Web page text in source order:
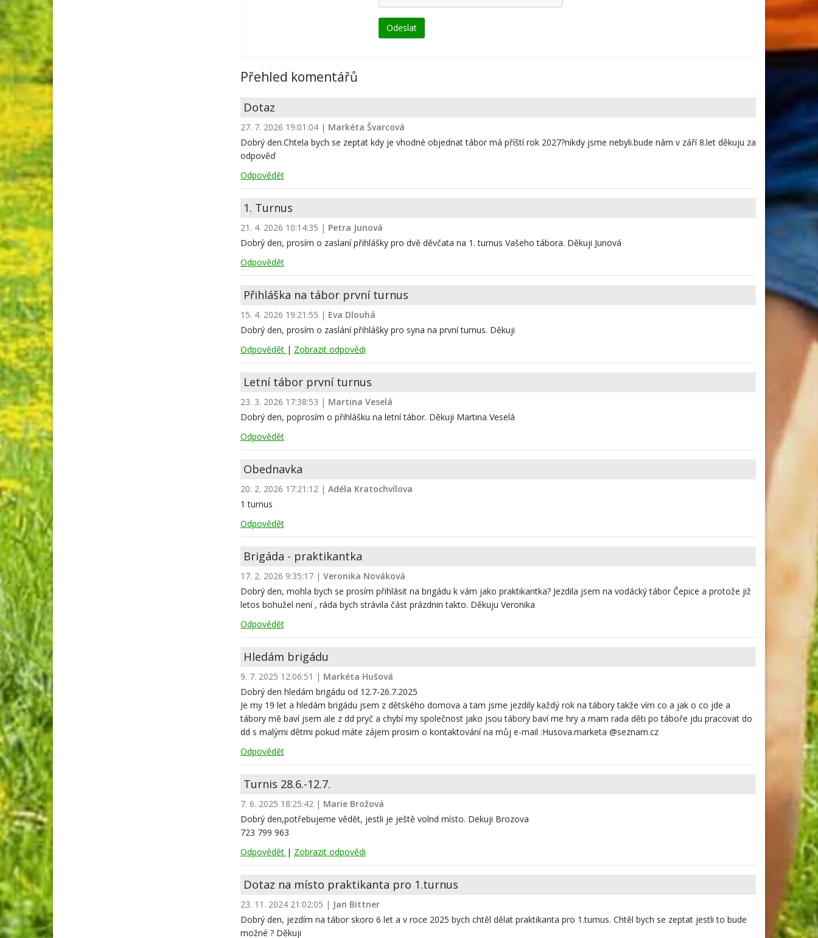
Přehled komentářů
Dotaz
27. 7. 2026 19:01:04 | Markéta Švarcová
Dobrý den.Chtela bych se zeptat kdy je vhodné objednat tábor má příští rok 2027?nikdy jsme nebyli.bude nám v září 8.let děkuju za
odpověď
Odpovědět
1. Turnus
21. 4. 2026 10:14:35 | Petra Junová
Dobrý den, prosím o zaslaní přihlášky pro dvě děvčata na 1. turnus Vašeho tábora. Děkuji Junová
Odpovědět
Přihláška na tábor první turnus
15. 4. 2026 19:21:55 | Eva Dlouhá
Dobrý den, prosím o zaslání přihlášky pro syna na první turnus. Děkuji
Odpovědět | Zobrazit odpovědi
Letní tábor první turnus
23. 3. 2026 17:38:53 | Martina Veselá
Dobrý den, poprosím o přihlášku na letní tábor. Děkuji Martina Veselá
Odpovědět
Obednavka
20. 2. 2026 17:21:12 | Adéla Kratochvílova
1 turnus
Odpovědět
Brigáda - praktikantka
17. 2. 2026 9:35:17 | Veronika Nováková
Dobrý den, mohla bych se prosím přihlásit na brigádu k vám jako praktikantka? Jezdila jsem na vodácký tábor Čepice a protože již
letos bohužel není , ráda bych strávila část prázdnin takto. Děkuju Veronika
Odpovědět
Hledám brigádu
9. 7. 2025 12:06:51 | Markéta Hušová
Dobrý den hledám brigádu od 12.7-26.7.2025
Je my 19 let a hledám brigádu jsem z dětského domova a tam jsme jezdily každý rok na tábory takže vím co a jak o co jde a
tábory mě baví jsem ale z dd pryč a chybí my společnost jako jsou tábory baví me hry a mam rada děti po táboře jdu pracovat do
dd s malými dětmi pokud máte zájem prosim o kontaktování na můj e-mail :Husova.marketa @seznam.cz
Odpovědět
Turnis 28.6.-12.7.
7. 6. 2025 18:25:42 | Marie Brožová
Dobrý den,potřebujeme vědět, jestli je ještě volnd místo. Dekuji Brozova
723 799 963
Odpovědět | Zobrazit odpovědi
Dotaz na místo praktikanta pro 1.turnus
23. 11. 2024 21:02:05 | Jan Bittner
Dobrý den, jezdím na tábor skoro 6 let a v roce 2025 bych chtěl dělat praktikanta pro 1.turnus. Chtěl bych se zeptat jestli to bude
možné ? Děkuji